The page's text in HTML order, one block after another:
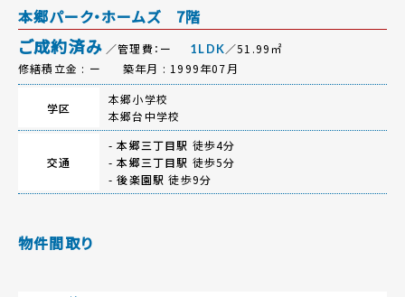
本郷パーク・ホームズ 7階
ご成約済み ／管理費：ー 1LDK／51.99㎡
修繕積立金 : ー
築年月 : 1999年07月
学区
本郷小学校
本郷台中学校
交通
-本郷三丁目駅 徒歩4分
-本郷三丁目駅 徒歩5分
-後楽園駅 徒歩9分
物件間取り